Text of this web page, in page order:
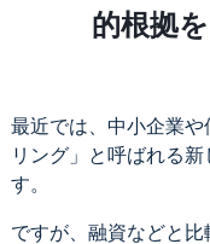
的根拠
最近では、中小企業
リング」と呼ばれる
す。
ですが、融資などと